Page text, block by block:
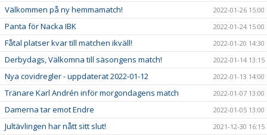
Välkommen på ny hemmamatch! 2022-01-26 15:00
Panta för Nacka IBK 2022-01-24 15:00
Fåtal platser kvar till matchen ikväll! 2022-01-20 14:30
Derbydags, Välkomna till säsongens match! 2022-01-14 13:15
Nya covidregler - uppdaterat 2022-01-12 2022-01-13 14:00
Tränare Karl Andrén inför morgondagens match 2022-01-07 13:00
Damerna tar emot Endre 2022-01-05 13:00
Jultävlingen har nått sitt slut! 2021-12-30 16:15